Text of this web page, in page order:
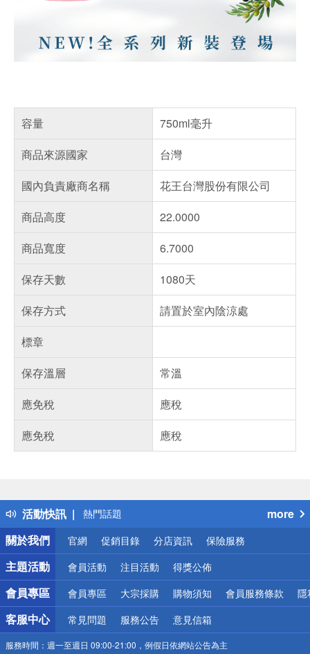
容量
750ml毫升
商品來源國家
台灣
國內負責廠商名稱
花王台灣股份有限公司
商品高度
22.0000
商品寬度
6.7000
保存天數
1080天
保存方式
請置於室內陰涼處
標章
保存溫層
常溫
應免稅
應稅
應免稅
應稅
活動快訊
得獎公告
熱門話題
銀行優惠
偏遠地區配送
詐騙網頁！請小心！
more
關於我們
官網 促銷目錄 分店資訊 保險服務
主題活動 會員活動 注目活動 得獎公佈
會員專區 會員專區 大宗採購 購物須知 會員服務條款 隱
客服中心 常見問題 服務公告 意見信箱
服務時間： 週一至週日 09:00-21:00，例假日依網站公告為主